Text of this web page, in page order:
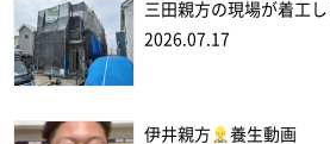
三田親方の現場が着工
2026.07.17
伊井親方
養生動画